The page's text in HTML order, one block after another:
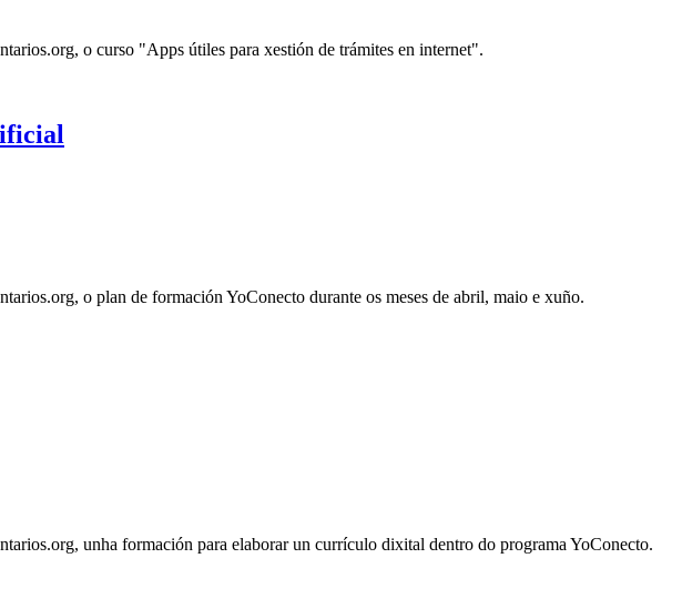
o curso "Apps útiles para xestión de trámites en internet".
o plan de formación YoConecto durante os meses de abril, maio e xuño.
unha formación para elaborar un currículo dixital dentro do programa YoConecto.